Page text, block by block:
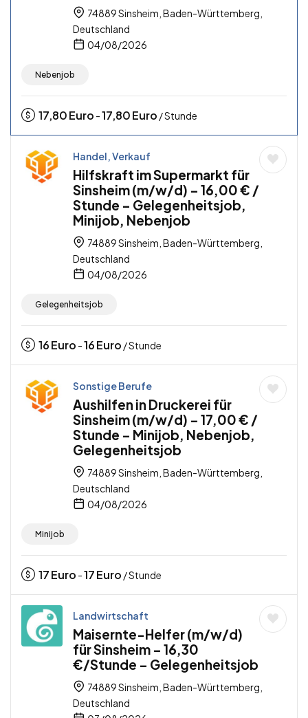
74889 Sinsheim, Baden-Württemberg,
Deutschland
04/08/2026
Nebenjob
17,80Euro -17,80Euro / Stunde
Handel, Verkauf
Hilfskraft im Supermarkt für
Sinsheim (m/w/d) – 16,00 € /
Stunde – Gelegenheitsjob,
Minijob, Nebenjob
74889 Sinsheim, Baden-Württemberg,
Deutschland
04/08/2026
Gelegenheitsjob
16Euro -16Euro / Stunde
Sonstige Berufe
Aushilfen in Druckerei für
Sinsheim (m/w/d) – 17,00 € /
Stunde – Minijob, Nebenjob,
Gelegenheitsjob
74889 Sinsheim, Baden-Württemberg,
Deutschland
04/08/2026
Minijob
17Euro -17Euro / Stunde
Landwirtschaft
Maisernte-Helfer (m/w/d)
für Sinsheim – 16,30
€/Stunde – Gelegenheitsjob
74889 Sinsheim, Baden-Württemberg,
Deutschland